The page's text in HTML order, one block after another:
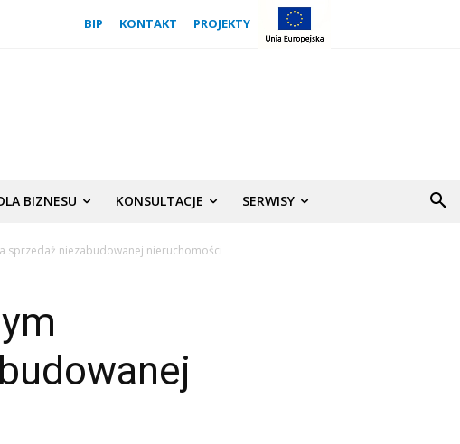
BIP KONTAKT PROJEKTY
BIZNESU KONSULTACJE SERWISY
sprzedaż niezabudowanej nieruchomości